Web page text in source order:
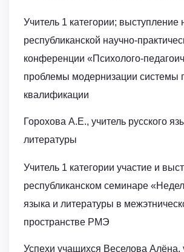
Учитель 1 категории; выступление
республиканской научно-
конференции «Психолого-
проблемы модернизации системы
квалификации
Горохова А.Е., учитель русского
литературы
Учитель 1 категории участие и
республиканском семинаре
языка и литературы в
пространстве РМЭ
Успехи учащихся Веселова Алёна,